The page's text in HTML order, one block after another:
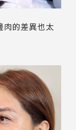
肉的差異也太